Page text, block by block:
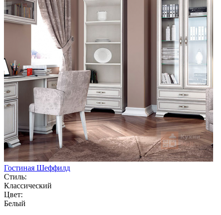
Гостиная Шеффилд
Стиль:
Классический
Цвет:
Белый